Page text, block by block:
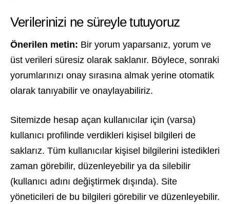
Verilerinizi ne süreyle tutuyoruz
Önerilen metin: Bir yorum yaparsanız, yorum ve
üst verileri süresiz olarak saklanır. Böylece, sonraki
yorumlarınızı onay sırasına almak yerine otomatik
olarak tanıyabilir ve onaylayabiliriz.
Sitemizde hesap açan kullanıcılar için (varsa)
kullanıcı profilinde verdikleri kişisel bilgileri de
saklarız. Tüm kullanıcılar kişisel bilgilerini istedikleri
zaman görebilir, düzenleyebilir ya da silebilir
(kullanıcı adını değiştirmek dışında). Site
yöneticileri de bu bilgileri görebilir ve düzenleyebilir.